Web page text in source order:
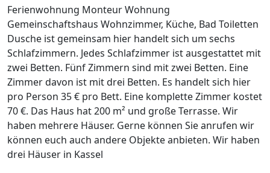
Ferienwohnung Monteur Wohnung
Gemeinschaftshaus Wohnzimmer, Küche, Bad Toiletten
Dusche ist gemeinsam hier handelt sich um sechs
Schlafzimmern. Jedes Schlafzimmer ist ausgestattet mit
zwei Betten. Fünf Zimmern sind mit zwei Betten. Eine
Zimmer davon ist mit drei Betten. Es handelt sich hier
pro Person 35 € pro Bett. Eine komplette Zimmer kostet
70 €. Das Haus hat 200 m² und große Terrasse. Wir
haben mehrere Häuser. Gerne können Sie anrufen wir
können euch auch andere Objekte anbieten. Wir haben
drei Häuser in Kassel